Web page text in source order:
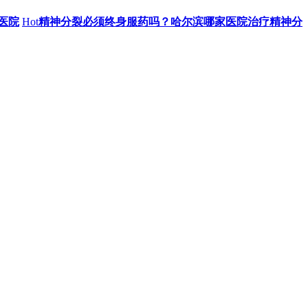
院 Hot精神分裂必须终身服药吗？哈尔滨哪家医院治疗精神分